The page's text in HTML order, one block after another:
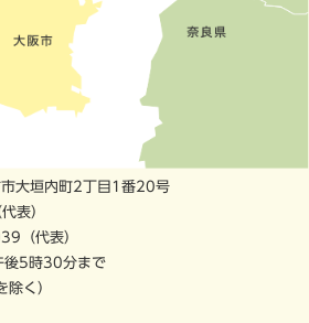
大垣内町2丁目1番20号
代表）
（代表）
後5時30分まで
除く）